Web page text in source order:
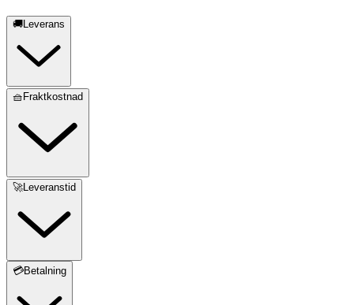
🚚Leverans
🧺Fraktkostnad
🚀Leveranstid
💳Betalning